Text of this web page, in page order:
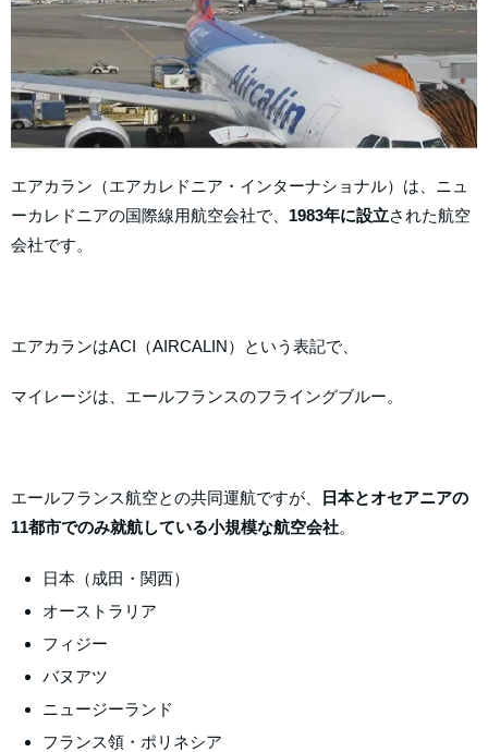
エアカラン（エアカレドニア・インターナショナル）は、ニュ
ーカレドニアの国際線用航空会社で、 1983年に設立された航空
会社です。
エアカランはACI（AIRCALIN）という表記で、
マイレージは、エールフランスのフライングブルー。
エールフランス航空との共同運航ですが、
日本とオセアニアの
11都市でのみ就航している小規模な航空会社。
日本（成田・関西）
オーストラリア
フィジー
バヌアツ
ニュージーランド
フランス領・ポリネシア